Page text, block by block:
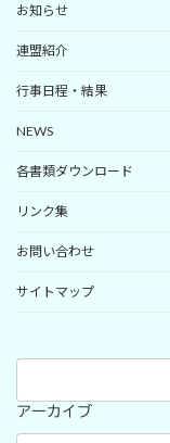
お知らせ
連盟紹介
行事日程・結果
NEWS
各書類ダウンロード
リンク集
お問い合わせ
サイトマップ
アーカイブ
ア